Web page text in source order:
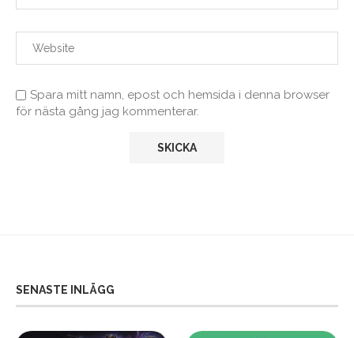
Spara mitt namn, epost och hemsida i denna browser
för nästa gång jag kommenterar.
SENASTE INLÄGG